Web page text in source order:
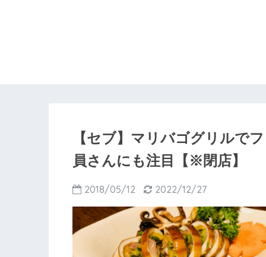
【セブ】マリバゴグリルで
員さんにも注目【※閉店】
2018/05/12 2022/12/27